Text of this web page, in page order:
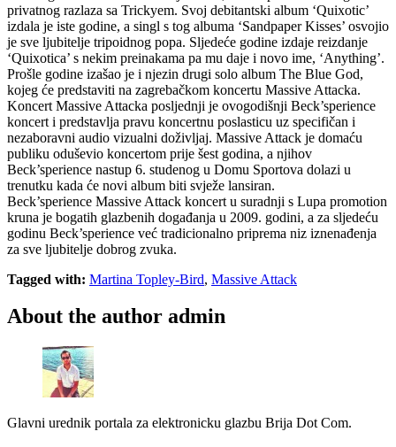
privatnog razlaza sa Trickyem. Svoj debitantski album ‘Quixotic’
izdala je iste godine, a singl s tog albuma ‘Sandpaper Kisses’ osvojio
je sve ljubitelje tripoidnog popa. Sljedeće godine izdaje reizdanje
‘Quixotica’ s nekim preinakama pa mu daje i novo ime, ‘Anything’.
Prošle godine izašao je i njezin drugi solo album The Blue God,
kojeg će predstaviti na zagrebačkom koncertu Massive Attacka.
Koncert Massive Attacka posljednji je ovogodišnji Beck’sperience
koncert i predstavlja pravu koncertnu poslasticu uz specifičan i
nezaboravni audio vizualni doživljaj. Massive Attack je domaću
publiku oduševio koncertom prije šest godina, a njihov
Beck’sperience nastup 6. studenog u Domu Sportova dolazi u
trenutku kada će novi album biti svježe lansiran.
Beck’sperience Massive Attack koncert u suradnji s Lupa promotion
kruna je bogatih glazbenih događanja u 2009. godini, a za sljedeću
godinu Beck’sperience već tradicionalno priprema niz iznenađenja
za sve ljubitelje dobrog zvuka.
Tagged with: Martina Topley-Bird, Massive Attack
About the author admin
Glavni urednik portala za elektronicku glazbu Brija Dot Com.